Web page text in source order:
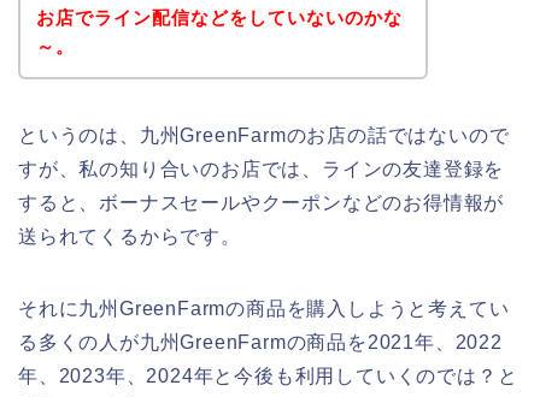
お店でライン配信などをしていないのかな
～。
というのは、九州GreenFarmのお店の話ではないので
すが、私の知り合いのお店では、ラインの友達登録を
すると、ボーナスセールやクーポンなどのお得情報が
送られてくるからです。
それに九州GreenFarmの商品を購入しようと考えてい
る多くの人が九州GreenFarmの商品を2021年、2022
年、2023年、2024年と今後も利用していくのでは？と